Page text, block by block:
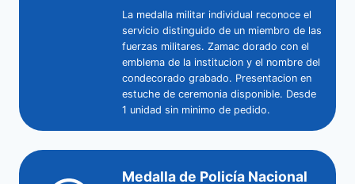
La medalla militar individual reconoce el
servicio distinguido de un miembro de las
fuerzas militares. Zamac dorado con el
emblema de la institucion y el nombre del
condecorado grabado. Presentacion en
estuche de ceremonia disponible. Desde
1 unidad sin minimo de pedido.
Medalla de Policía Nacional